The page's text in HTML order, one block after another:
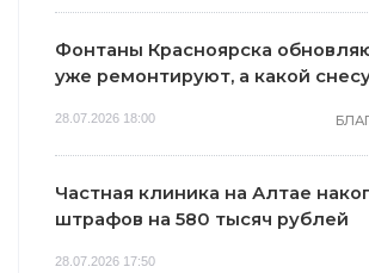
Фонтаны Красноярска
уже ремонтируют, а какой
28.07.2026 18:00
Частная клиника на Алтае
штрафов на 580 тысяч рублей
28.07.2026 17:50